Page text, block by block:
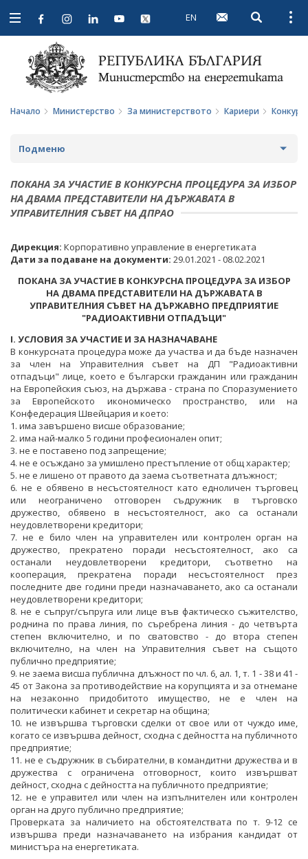
Open
navigation
EN Open
Начало Министерство За министерството Кариери
Подменю
ЗА МИНИСТЕРСТВОТО
ЗА НАС
ИСТОРИЯ
СТРУКТУРА
ОДИТЕН КОМИТЕТ
БЮДЖЕТ
ОТКРИТО УПРАВЛЕНИЕ
ЗАЩИТА НА ЛИЧНИТЕ ДАННИ
КАРИЕРИ
ОБЯВИ ЗА КОНКУРСИ
РЕЗУЛТАТИ ОТ КОНКУРСИТЕ
КОНКУРСИ ЗА ИЗБОР НА РЪКОВОДНИ ОРГАНИ
НА ЕНЕРГИЙНИТЕ ДРУЖЕСТВА
РЕЗУЛТАТИ ОТ КОНКУРСИ ЗА ИЗБОР НА
РЪКОВОДНИ ОРГАНИ НА ЕНЕРГИЙНИТЕ
ДРУЖЕСТВА
СТУДЕНТСКИ СТАЖОВЕ В ДЪРЖАВНАТА
АДМИНИСТРАЦИЯ
МИНИСТЪР
ПОЛИТИЧЕСКИ КАБИНЕТ
НОРМАТИВНИ ДОКУМЕНТИ
ЗАКОНИ
ДИРЕКТИВИ И РЕГЛАМЕНТИ
НАРЕДБИ
ПОСТАНОВЛЕНИЯ
ПРАВИЛНИЦИ
ВРЪЗКИ
ИНСТИТУЦИИ
ВТОРОСТЕПЕННИ РАЗПОРЕДИТЕЛИ
ДРУЖЕСТВА С ДЪРЖАВНО УЧАСТИЕ
БИЗНЕС ОРГАНИЗАЦИИ
БГ ПРЕДСЕДАТЕЛСТВО НА СЪВЕТА НА ЕС
ПОКАНА ЗА УЧАСТИЕ В КОНКУРСНА ПРОЦЕДУРА ЗА ИЗБОР
НА ДВАМА ПРЕДСТАВИТЕЛИ НА ДЪРЖАВАТА В
УПРАВИТЕЛНИЯ СЪВЕТ НА ДПРАО
Дирекция: Корпоративно управление в енергетиката
Дати за подаване на документи: 29.01.2021 - 08.02.2021
ПОКАНА ЗА УЧАСТИЕ В КОНКУРСНА ПРОЦЕДУРА ЗА ИЗБОР
НА ДВАМА ПРЕДСТАВИТЕЛИ НА ДЪРЖАВАТА В
УПРАВИТЕЛНИЯ СЪВЕТ НА ДЪРЖАВНО ПРЕДПРИЯТИЕ
"РАДИОАКТИВНИ ОТПАДЪЦИ"
I. УСЛОВИЯ ЗА УЧАСТИЕ И ЗА НАЗНАЧАВАНЕ
В конкурсната процедура може да участва и да бъде назначен
за член на Управителния съвет на ДП "Радиоактивни
отпадъци" лице, което е български гражданин или гражданин
на Европейския съюз, на държава - страна по Споразумението
за Европейското икономическо пространство, или на
Конфедерация Швейцария и което:
1. има завършено висше образование;
2. има най-малко 5 години професионален опит;
3. не е поставено под запрещение;
4. не е осъждано за умишлено престъпление от общ характер;
5. не е лишено от правото да заема съответната длъжност;
6. не е обявено в несъстоятелност като едноличен търговец
или неограничено отговорен съдружник в търговско
дружество, обявено в несъстоятелност, ако са останали
неудовлетворени кредитори;
7. не е било член на управителен или контролен орган на
дружество, прекратено поради несъстоятелност, ако са
останали неудовлетворени кредитори, съответно на
кооперация, прекратена поради несъстоятелност през
последните две години преди назначаването, ако са останали
неудовлетворени кредитори;
8. не е съпруг/съпруга или лице във фактическо съжителство,
роднина по права линия, по съребрена линия - до четвърта
степен включително, и по сватовство - до втора степен
включително, на член на Управителния съвет на същото
публично предприятие;
9. не заема висша публична длъжност по чл. 6, ал. 1, т. 1 - 38 и 41 -
45 от Закона за противодействие на корупцията и за отнемане
на незаконно придобитото имущество, не е член на
политически кабинет и секретар на община;
10. не извършва търговски сделки от свое или от чуждо име,
когато се извършва дейност, сходна с дейността на публичното
предприятие;
11. не е съдружник в събирателни, в командитни дружества и в
дружества с ограничена отговорност, които извършват
дейност, сходна с дейността на публичното предприятие;
12. не е управител или член на изпълнителен или контролен
орган на друго публично предприятие;
Проверката за наличието на обстоятелствата по т. 9-12 се
извършва преди назначаването на избрания кандидат от
министъра на енергетиката.